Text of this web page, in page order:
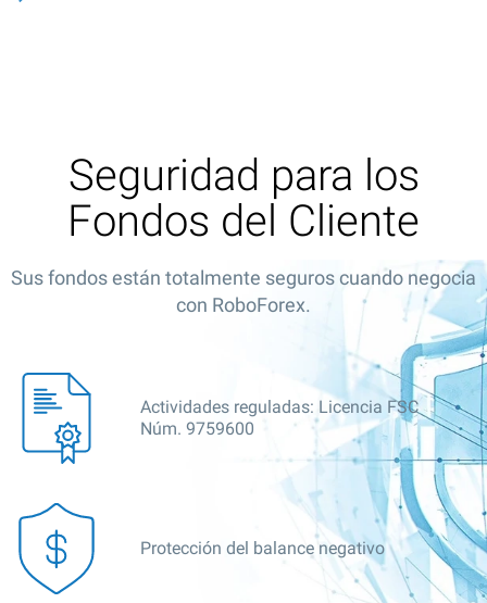
Seguridad para los
Fondos del Cliente
Sus fondos están totalmente seguros cuando negocia
con RoboForex.
Actividades reguladas: Licencia FSC
Núm. 9759600
Protección del balance negativo